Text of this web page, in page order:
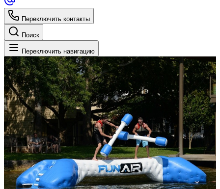
Переключить контакты
Поиск
Переключить навигацию